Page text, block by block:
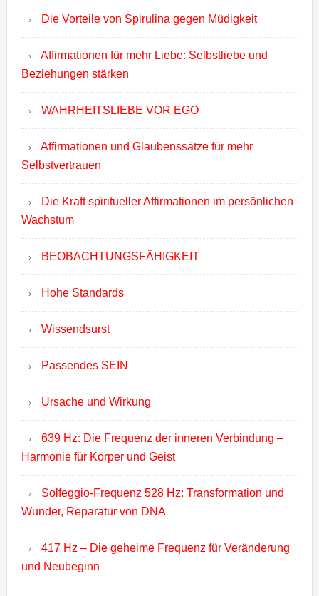
Die Vorteile von Spirulina gegen Müdigkeit
Affirmationen für mehr Liebe: Selbstliebe und
Beziehungen stärken
WAHRHEITSLIEBE VOR EGO
Affirmationen und Glaubenssätze für mehr
Selbstvertrauen
Die Kraft spiritueller Affirmationen im persönlichen
Wachstum
BEOBACHTUNGSFÄHIGKEIT
Hohe Standards
Wissendsurst
Passendes SEIN
Ursache und Wirkung
639 Hz: Die Frequenz der inneren Verbindung –
Harmonie für Körper und Geist
Solfeggio-Frequenz 528 Hz: Transformation und
Wunder, Reparatur von DNA
417 Hz – Die geheime Frequenz für Veränderung
und Neubeginn